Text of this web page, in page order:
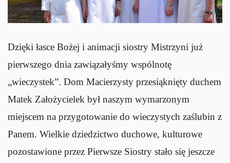
Dzięki łasce Bożej i animacji siostry Mistrzyni już
pierwszego dnia zawiązałyśmy wspólnotę
„wieczystek”. Dom Macierzysty przesiąknięty duchem
Matek Założycielek był naszym wymarzonym
miejscem na przygotowanie do wieczystych zaślubin z
Panem. Wielkie dziedzictwo duchowe, kulturowe
pozostawione przez Pierwsze Siostry stało się jeszcze